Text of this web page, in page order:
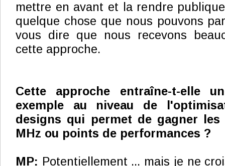
mettre en avant et la rendre
quelque chose que nous pouvons
vous dire que nous recevons
cette approche.
Cette approche entraîne-t-elle
exemple au niveau de
designs qui permet de gagner les
MHz ou points de performances ?
MP: Potentiellement ... mais je ne